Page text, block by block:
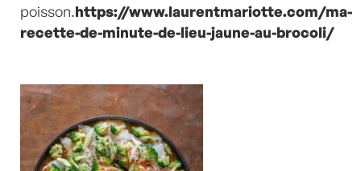
poisson.https://www.laurentmariotte.com/ma-
recette-de-minute-de-lieu-jaune-au-brocoli/